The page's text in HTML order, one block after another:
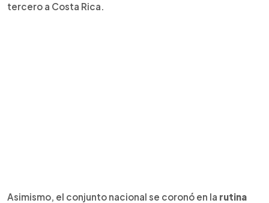
tercero a Costa Rica.
Asimismo, el conjunto nacional se coronó en la rutina